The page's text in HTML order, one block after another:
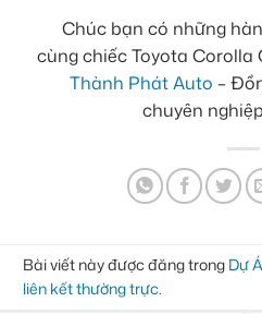
Chúc bạn có những
cùng chiếc Toyota Corolla
Thành Phát Auto –
chuyên
Bài viết này được đăng trong Dự
liên kết thường trực.